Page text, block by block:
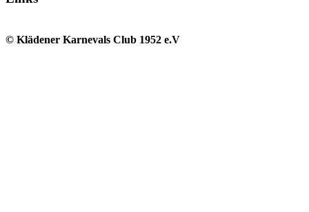
© Klädener Karnevals Club 1952 e.V